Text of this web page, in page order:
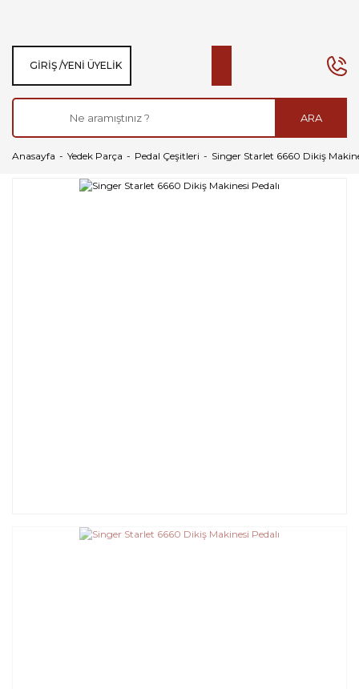
ARA
GIRIŞ /YENI ÜYELIK
Anasayfa Yedek Parça Pedal Çeşitleri Singer Starlet 6660 Dikiş